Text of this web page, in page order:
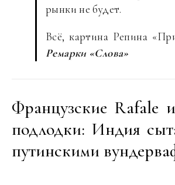
рынки не будет.
Всё, картина Репина
Ремарки «Слова»
Французские Rafale
подлодки: Индия
путинскими